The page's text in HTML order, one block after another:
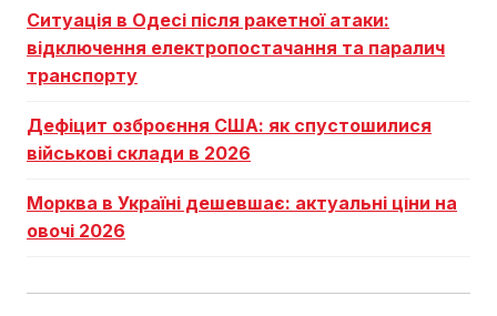
Ситуація в Одесі після ракетної атаки:
відключення електропостачання та паралич
транспорту
Дефіцит озброєння США: як спустошилися
військові склади в 2026
Морква в Україні дешевшає: актуальні ціни на
овочі 2026